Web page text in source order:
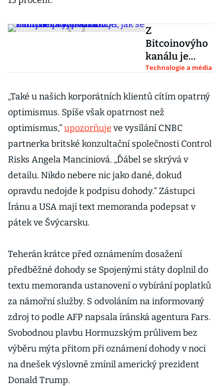
Z
Bitcoinovýho
kanálu je
tlampač proti
Youtuber
Kicom
se mu změna
vyplatila
Technologie a média
„Také u našich korporátních klientů cítím opatrný
optimismus. Spíše však opatrnost než
optimismus,“upozorňuje ve vysílání CNBC
partnerka britské konzultační společnosti Control
Risks Angela Manciniová. „Ďábel se skrývá v
detailu. Nikdo nebere nic jako dané, dokud
opravdu nedojde k podpisu dohody.“ Zástupci
Íránu a USA mají text memoranda podepsat v
pátek ve Švýcarsku.
Teherán krátce před oznámením dosažení
předběžné dohody se Spojenými státy doplnil do
textu memoranda ustanovení o vybírání poplatků
za námořní služby. S odvoláním na informovaný
zdroj to podle AFP napsala íránská agentura Fars.
Svobodnou plavbu Hormuzským průlivem bez
výběru mýta přitom při oznámení dohody v noci
na dnešek výslovně zmínil americký prezident
Donald Trump.